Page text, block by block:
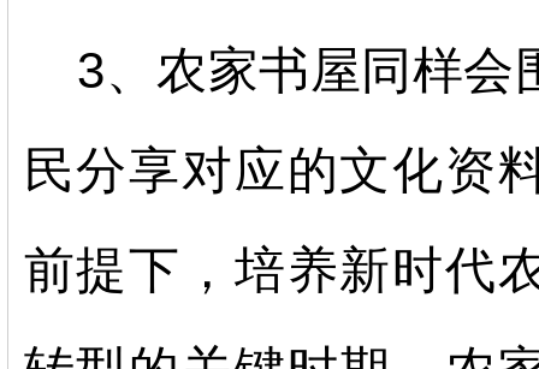
3、农家书屋同样会
民分享对应的文化资
前提下，培养新时代